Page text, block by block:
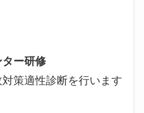
ー研修
策適性診断を行います